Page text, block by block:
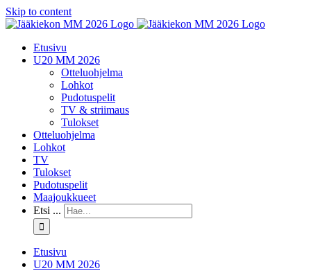
Skip to content
Etusivu
U20 MM 2026
Otteluohjelma
Lohkot
Pudotuspelit
TV & striimaus
Tulokset
Otteluohjelma
Lohkot
TV
Tulokset
Pudotuspelit
Maajoukkueet
Etsi ...
Etusivu
U20 MM 2026